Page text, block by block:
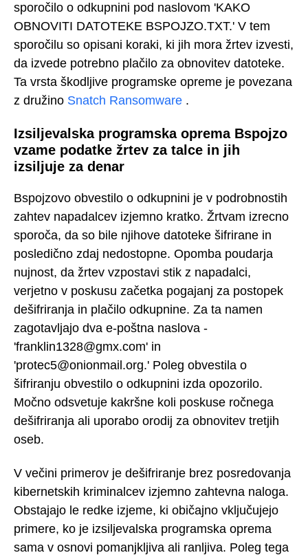
sporočilo o odkupnini pod naslovom 'KAKO
OBNOVITI DATOTEKE BSPOJZO.TXT.' V tem
sporočilu so opisani koraki, ki jih mora žrtev izvesti,
da izvede potrebno plačilo za obnovitev datoteke.
Ta vrsta škodljive programske opreme je povezana
z družino Snatch Ransomware .
Izsiljevalska programska oprema Bspojzo
vzame podatke žrtev za talce in jih
izsiljuje za denar
Bspojzovo obvestilo o odkupnini je v podrobnostih
zahtev napadalcev izjemno kratko. Žrtvam izrecno
sporoča, da so bile njihove datoteke šifrirane in
posledično zdaj nedostopne. Opomba poudarja
nujnost, da žrtev vzpostavi stik z napadalci,
verjetno v poskusu začetka pogajanj za postopek
dešifriranja in plačilo odkupnine. Za ta namen
zagotavljajo dva e-poštna naslova -
'franklin1328@gmx.com' in
'protec5@onionmail.org.' Poleg obvestila o
šifriranju obvestilo o odkupnini izda opozorilo.
Močno odsvetuje kakršne koli poskuse ročnega
dešifriranja ali uporabo orodij za obnovitev tretjih
oseb.
V večini primerov je dešifriranje brez posredovanja
kibernetskih kriminalcev izjemno zahtevna naloga.
Obstajajo le redke izjeme, ki običajno vključujejo
primere, ko je izsiljevalska programska oprema
sama v osnovi pomanjkljiva ali ranljiva. Poleg tega